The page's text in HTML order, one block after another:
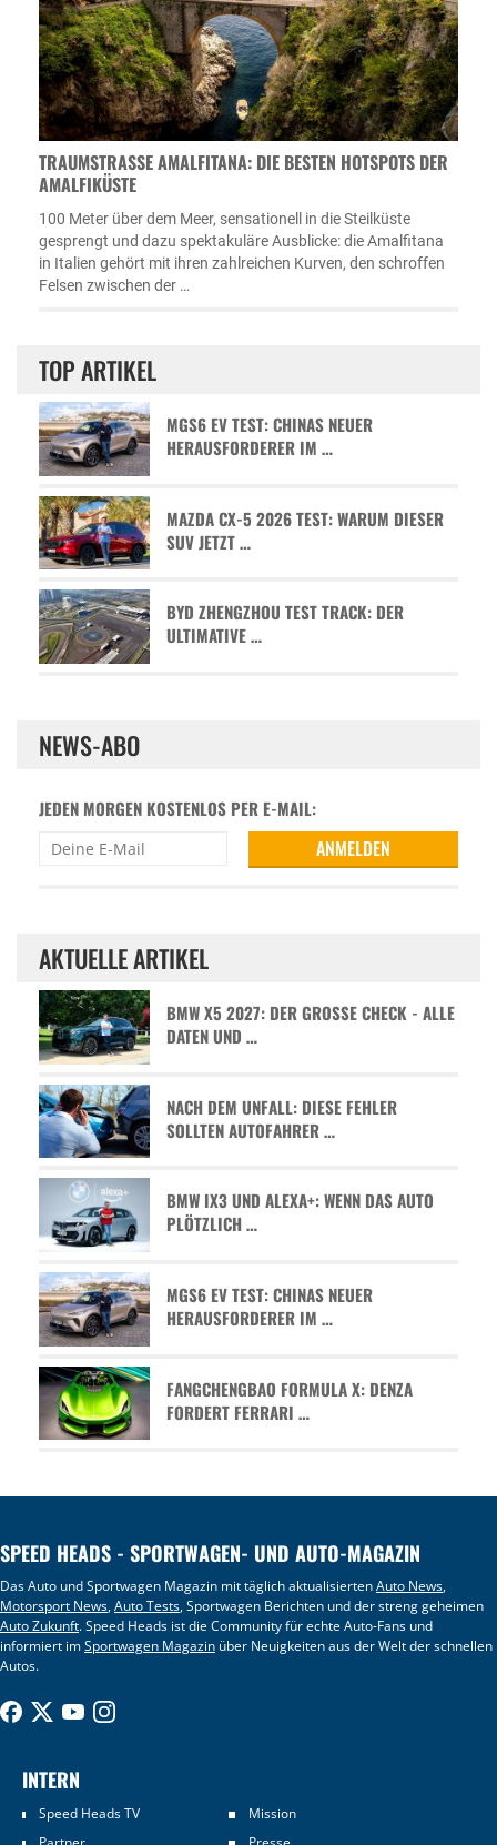
TRAUMSTRASSE AMALFITANA: DIE BESTEN HOTSPOTS DER A
MALFIKÜSTE
100 Meter über dem Meer, sensationell in die Steilküste
gesprengt und dazu spektakuläre Ausblicke: die Amalfitana
in Italien gehört mit ihren zahlreichen Kurven, den schroffen
Felsen zwischen der …
TOP ARTIKEL
MGS6 EV TEST: CHINAS NEUER
HERAUSFORDERER IM …
MAZDA CX-5 2026 TEST: WARUM DIESER
SUV JETZT …
BYD ZHENGZHOU TEST TRACK: DER
ULTIMATIVE …
NEWS-ABO
JEDEN MORGEN KOSTENLOS PER E-MAIL:
AKTUELLE ARTIKEL
BMW X5 2027: DER GROSSE CHECK - ALLE D
ATEN UND …
NACH DEM UNFALL: DIESE FEHLER
SOLLTEN AUTOFAHRER …
BMW IX3 UND ALEXA+: WENN DAS AUTO
PLÖTZLICH …
MGS6 EV TEST: CHINAS NEUER
HERAUSFORDERER IM …
FANGCHENGBAO FORMULA X: DENZA
FORDERT FERRARI …
SPEED HEADS - SPORTWAGEN- UND AUTO-MAGAZIN
Das Auto und Sportwagen Magazin mit täglich aktualisiertenAuto News,
Motorsport News,Auto Tests, Sportwagen Berichten und der streng geheimen
Auto Zukunft. Speed Heads ist die Community für echte Auto-Fans und
informiert imSportwagen Magazin über Neuigkeiten aus der Welt der schnellen
Autos.
INTERN
Speed Heads TV
Mission